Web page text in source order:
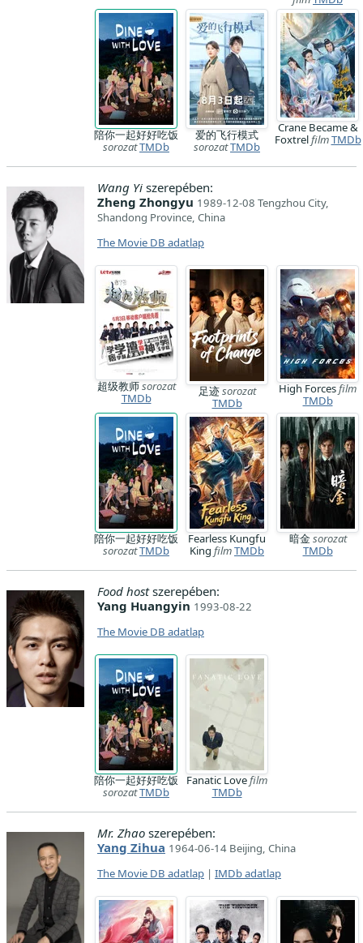
陪你一起好好吃饭
sorozatTMDb
爱的飞行模式
sorozatTMDb
Crane Became &
FoxtrelfilmTMDb
Wang Yi szerepében:
Zheng Zhongyu 1989-12-08 Tengzhou City,
Shandong Province, China
The Movie DB adatlap
超级教师sorozat
TMDb
足迹sorozat
TMDb
High Forcesfilm
TMDb
陪你一起好好吃饭
sorozatTMDb
Fearless Kungfu
King filmTMDb
暗金sorozat
TMDb
Food hostszerepében:
Yang Huangyin 1993-08-22
The Movie DB adatlap
陪你一起好好吃饭
sorozatTMDb
Fanatic Lovefilm
TMDb
Mr. Zhao szerepében:
Yang Zihua 1964-06-14 Beijing, China
The Movie DB adatlap | IMDb adatlap